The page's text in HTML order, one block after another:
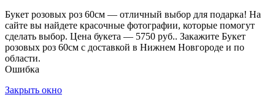
Букет розовых роз 60см — отличный выбор для подарка! На
сайте вы найдете красочные фотографии, которые помогут
сделать выбор. Цена букета — 5750 руб.. Закажите Букет
розовых роз 60см с доставкой в Нижнем Новгороде и по
области.
Ошибка
Закрыть окно